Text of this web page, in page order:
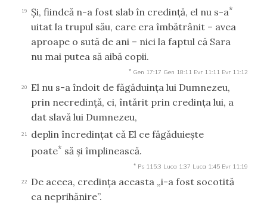
19 Şi, fiindcă n-a fost slab în credinţă, el nu s-a*
uitat la trupul său, care era îmbătrânit – avea
aproape o sută de ani – nici la faptul că Sara
nu mai putea să aibă copii.
* Gen 17:17 Gen 18:11 Evr 11:11 Evr 11:12
20
El nu s-a îndoit de făgăduinţa lui Dumnezeu,
prin necredinţă, ci, întărit prin credinţa lui, a
dat slavă lui Dumnezeu,
21
deplin încredinţat că El ce făgăduieşte
poate* să şi împlinească.
* Ps 115:3 Luca 1:37 Luca 1:45 Evr 11:19
22
De aceea, credinţa aceasta „i-a fost socotită
ca neprihănire”.